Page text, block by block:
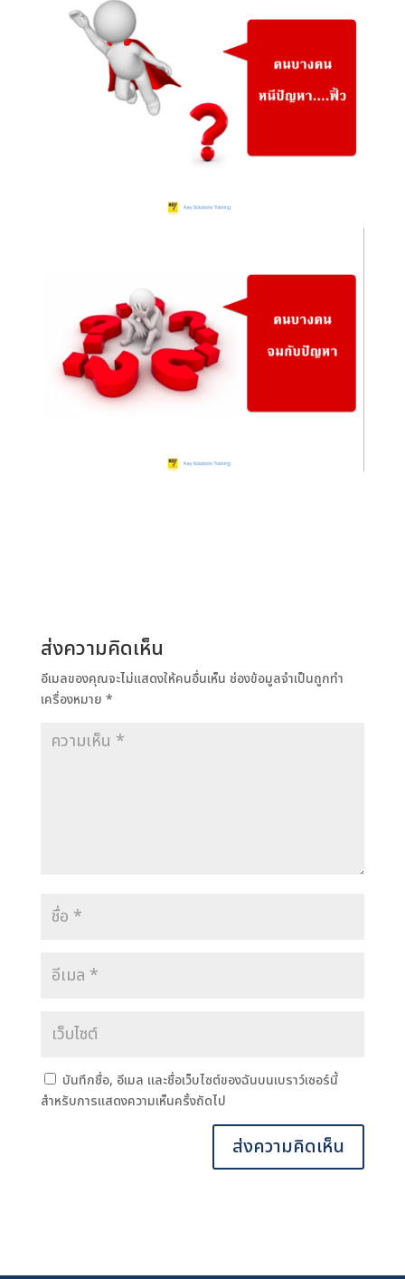
ส่งความคิดเห็น
อีเมลของคุณจะไม่แสดงให้คนอื่นเห็น ช่องข้อมูลจำเป็นถูกทำ
เครื่องหมาย *
บันทึกชื่อ, อีเมล และชื่อเว็บไซต์ของฉันบนเบราว์เซอร์นี้
สำหรับการแสดงความเห็นครั้งถัดไป